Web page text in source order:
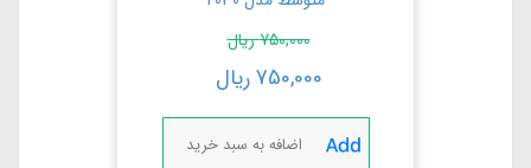
750,000ریال
750,000ریال
اضافه به سبد خرید